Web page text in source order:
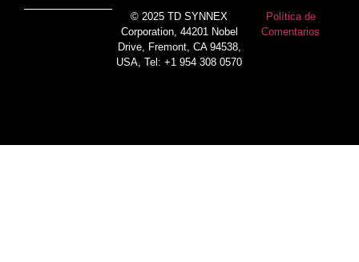
© 2025 TD SYNNEX
Corporation, 44201 Nobel
Drive, Fremont, CA 94538,
USA, Tel: +1 954 308 0570
Política de
Comentarios